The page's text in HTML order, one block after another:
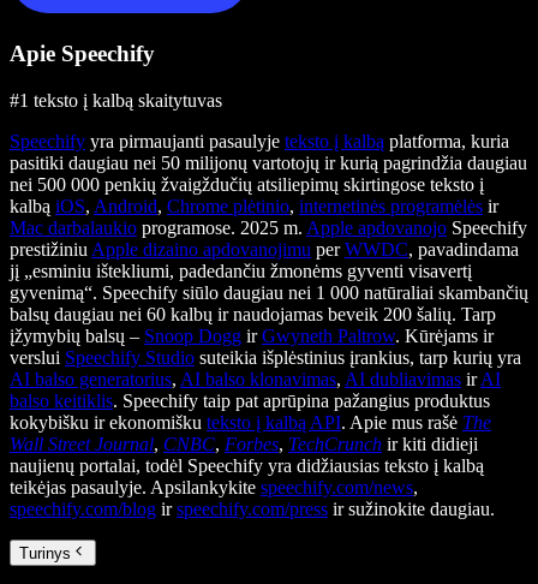
Apie Speechify
#1 teksto į kalbą skaitytuvas
Speechify yra pirmaujanti pasaulyje teksto į kalbą platforma, kuria
pasitiki daugiau nei 50 milijonų vartotojų ir kurią pagrindžia daugiau
nei 500 000 penkių žvaigždučių atsiliepimų skirtingose teksto į
kalbą iOS, Android, Chrome plėtinio, internetinės programėlės ir
Mac darbalaukio programose. 2025 m. Apple apdovanojo Speechify
prestižiniu Apple dizaino apdovanojimu perWWDC, pavadindama
jį „esminiu ištekliumi, padedančiu žmonėms gyventi visavertį
gyvenimą“. Speechify siūlo daugiau nei 1 000 natūraliai skambančių
balsų daugiau nei 60 kalbų ir naudojamas beveik 200 šalių. Tarp
įžymybių balsų – Snoop Dogg irGwyneth Paltrow. Kūrėjams ir
verslui Speechify Studio suteikia išplėstinius įrankius, tarp kurių yra
AI balso generatorius, AI balso klonavimas, AI dubliavimas irAI
balso keitiklis. Speechify taip pat aprūpina pažangius produktus
kokybišku ir ekonomišku teksto į kalbą API. Apie mus rašė The
Wall Street Journal, CNBC, Forbes, TechCrunch ir kiti didieji
naujienų portalai, todėl Speechify yra didžiausias teksto į kalbą
teikėjas pasaulyje. Apsilankykite speechify.com/news,
speechify.com/blog irspeechify.com/press ir sužinokite daugiau.
Turinys